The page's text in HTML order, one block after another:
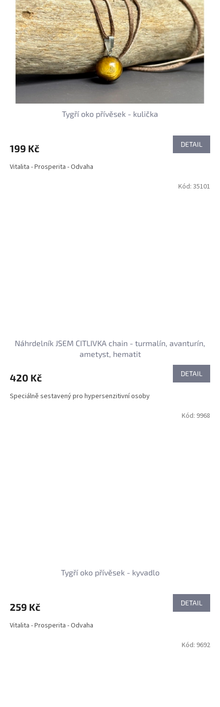
Tygří oko přívěsek - kulička
199 Kč DETAIL
Vitalita - Prosperita - Odvaha
Náhrdelník JSEM CITLIVKA chain - turmalín, avanturín,
ametyst, hematit
420 Kč DETAIL
Speciálně sestavený pro hypersenzitivní osoby
Kód: 35101
Tygří oko přívěsek - kyvadlo
259 Kč DETAIL
Vitalita - Prosperita - Odvaha
Kód: 9968
Kód: 9692